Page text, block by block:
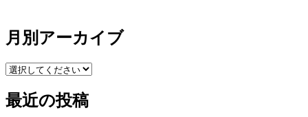
月別アーカイブ
最近の投稿